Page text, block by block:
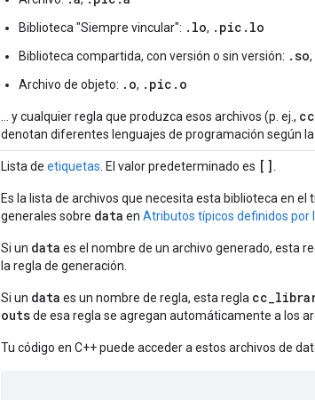
Biblioteca "Siempre vincular": .lo, .pic.lo
Biblioteca compartida, con versión o sin versión: .so,
Archivo de objeto: .o, .pic.o
… y cualquier regla que produzca esos archivos (p. ej.,
denotan diferentes lenguajes de programación según la
Lista de etiquetas . El valor predeterminado es []
Es la lista de archivos que necesita esta biblioteca en
generales sobre data en Atributos típicos definidos por
Si un data es el nombre de un archivo generado, esta
la regla de generación.
Si un data es un nombre de regla, esta regla
outsde esa regla se agregan automáticamente a los
Tu código en C++ puede acceder a estos archivos de